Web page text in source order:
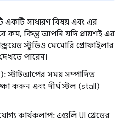
একটি সাধারণ বিষয় এবং এর
কম, কিন্তু আপনি যদি প্রায়শই এর
স্টুডিও মেমোরি প্রোফাইলার
পারেন।
সময় সম্পাদিত
করুন এবং দীর্ঘ স্টল (stall)
কার্যকলাপ: এগুলি UI থ্রেডের